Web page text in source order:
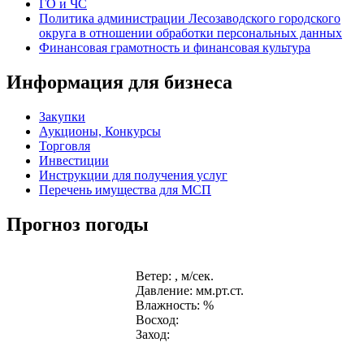
ГО и ЧС
Политика администрации Лесозаводского городского
округа в отношении обработки персональных данных
Финансовая грамотность и финансовая культура
Информация для бизнеса
Закупки
Аукционы, Конкурсы
Торговля
Инвестиции
Инструкции для получения услуг
Перечень имущества для МСП
Прогноз погоды
Ветер: , м/сек.
Давление: мм.рт.ст.
Влажность: %
Восход:
Заход: